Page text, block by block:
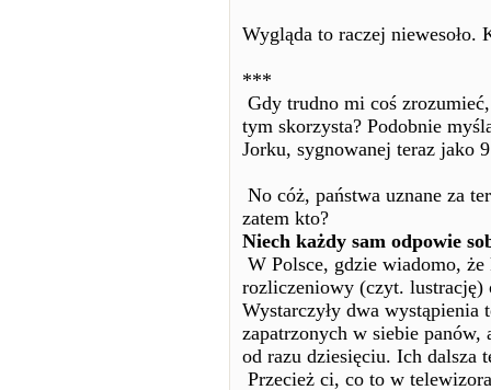
Wygląda to raczej
***
Gdy trudno mi coś
tym skorzysta? Podobnie
Jorku, sygnowanej teraz jako
No cóż, państwa uznane za
zatem kto?
Niech każdy sam odpowie
W Polsce, gdzie wiadomo,
rozliczeniowy (czyt. lustrację)
Wystarczyły dwa
zapatrzonych w siebie panów,
od razu dziesięciu. Ich
Przecież ci, co to w